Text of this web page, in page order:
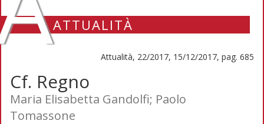
ATTUALITÀ
Attualità, 22/2017, 15/12/2017, pag. 685
Cf. Regno
Maria Elisabetta Gandolfi; Paolo
Tomassone